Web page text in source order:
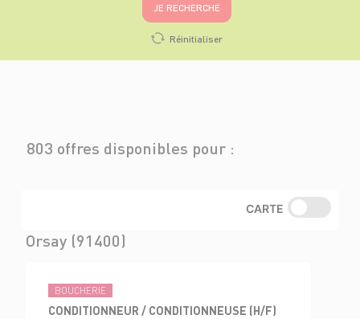
JE RECHERCHE
Réinitialiser
803 offres disponibles pour :
CARTE
Orsay (91400)
BOUCHERIE
CONDITIONNEUR / CONDITIONNEUSE (H/F)